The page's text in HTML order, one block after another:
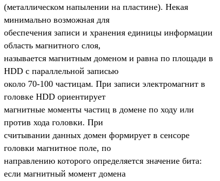
(металлическом напылении на пластине). Некая
минимально возможная для
обеспечения записи и хранения единицы информации
область магнитного слоя,
называется магнитным доменом и равна по площади в
HDD с параллельной записью
около 70-100 частицам. При записи электромагнит в
головке HDD ориентирует
магнитные моменты частиц в домене по ходу или
против хода головки. При
считывании данных домен формирует в сенсоре
головки магнитное поле, по
направлению которого определяется значение бита:
если магнитный момент домена